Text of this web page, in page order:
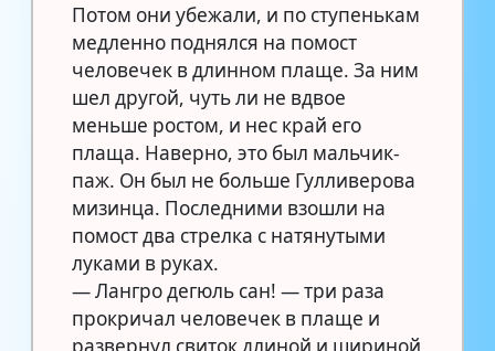
Потом они убежали, и по ступенькам
медленно поднялся на помост
человечек в длинном плаще. За ним
шел другой, чуть ли не вдвое
меньше ростом, и нес край его
плаща. Наверно, это был мальчик-
паж. Он был не больше Гулливерова
мизинца. Последними взошли на
помост два стрелка с натянутыми
луками в руках.
— Лангро дегюль сан! — три раза
прокричал человечек в плаще и